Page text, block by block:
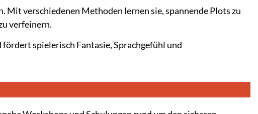
verschiedenen Methoden lernen sie, spannende Plots zu
verfeinern.
spielerisch Fantasie, Sprachgefühl und